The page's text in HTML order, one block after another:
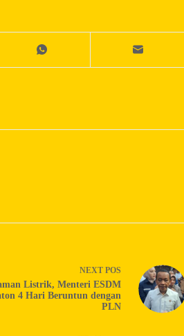
NEXT POS
Listrik, Menteri ESDM
4 Hari Beruntun dengan
PLN